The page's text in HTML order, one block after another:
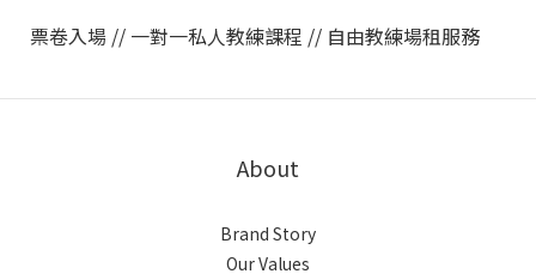
票卷入場 // 一對一私人教練課程 // 自由教練場租服務
About
Brand Story
Our Values